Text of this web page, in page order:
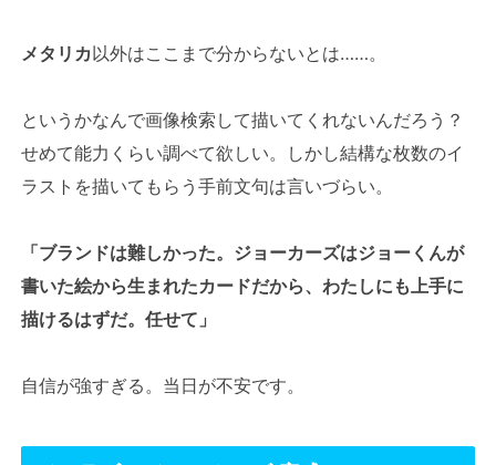
メタリカ以外はここまで分からないとは……。
というかなんで画像検索して描いてくれないんだろう？
せめて能力くらい調べて欲しい。しかし結構な枚数のイ
ラストを描いてもらう手前文句は言いづらい。
「ブランドは難しかった。ジョーカーズはジョーくんが
書いた絵から生まれたカードだから、わたしにも上手に
描けるはずだ。任せて」
自信が強すぎる。当日が不安です。